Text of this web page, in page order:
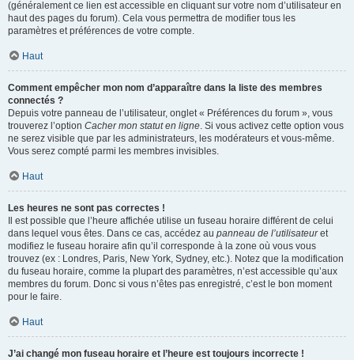
(généralement ce lien est accessible en cliquant sur votre nom d’utilisateur en
haut des pages du forum). Cela vous permettra de modifier tous les
paramètres et préférences de votre compte.
Haut
Comment empêcher mon nom d’apparaître dans la liste des membres
connectés ?
Depuis votre panneau de l’utilisateur, onglet « Préférences du forum », vous
trouverez l’option Cacher mon statut en ligne. Si vous activez cette option vous
ne serez visible que par les administrateurs, les modérateurs et vous-même.
Vous serez compté parmi les membres invisibles.
Haut
Les heures ne sont pas correctes !
Il est possible que l’heure affichée utilise un fuseau horaire différent de celui
dans lequel vous êtes. Dans ce cas, accédez au panneau de l’utilisateuret
modifiez le fuseau horaire afin qu’il corresponde à la zone où vous vous
trouvez (ex : Londres, Paris, New York, Sydney, etc.). Notez que la modification
du fuseau horaire, comme la plupart des paramètres, n’est accessible qu’aux
membres du forum. Donc si vous n’êtes pas enregistré, c’est le bon moment
pour le faire.
Haut
J’ai changé mon fuseau horaire et l’heure est toujours incorrecte !